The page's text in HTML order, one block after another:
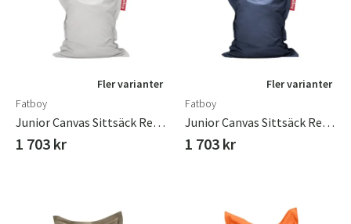
Fler varianter
Fatboy
Junior Canvas Sittsäck Recycled Cool Grey
1 703 kr
Fler varianter
Fatboy
Junior Canvas Sittsäck Recycled Crown Blue
1 703 kr